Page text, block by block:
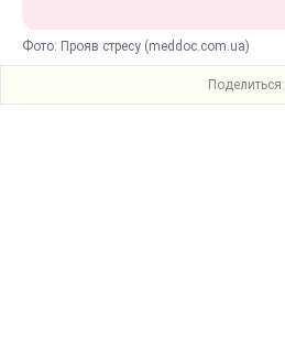
Фото: Прояв стресу (meddoc.com.ua)
Поделиться: